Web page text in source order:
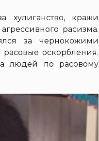
кражи
расизма.
за чернокожими
оскорбления.
людей по расовому